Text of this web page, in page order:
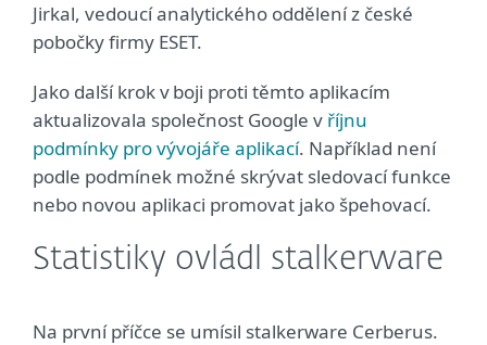
Jirkal, vedoucí analytického oddělení z české
pobočky firmy ESET.
Jako další krok v boji proti těmto aplikacím
aktualizovala společnost Google v říjnu
podmínky pro vývojáře aplikací. Například není
podle podmínek možné skrývat sledovací funkce
nebo novou aplikaci promovat jako špehovací.
Statistiky ovládl stalkerware
Na první příčce se umísil stalkerware Cerberus.